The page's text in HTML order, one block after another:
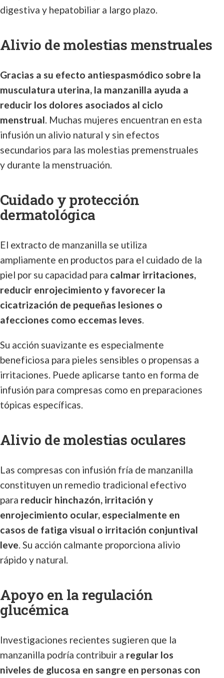
digestiva y hepatobiliar a largo plazo.
Alivio de molestias menstruales
Gracias a su efecto antiespasmódico sobre la
musculatura uterina, la manzanilla ayuda a
reducir los dolores asociados al ciclo
menstrual. Muchas mujeres encuentran en esta
infusión un alivio natural y sin efectos
secundarios para las molestias premenstruales
y durante la menstruación.
Cuidado y protección
dermatológica
El extracto de manzanilla se utiliza
ampliamente en productos para el cuidado de la
piel por su capacidad para calmar irritaciones,
reducir enrojecimiento y favorecer la
cicatrización de pequeñas lesiones o
afecciones como eccemas leves.
Su acción suavizante es especialmente
beneficiosa para pieles sensibles o propensas a
irritaciones. Puede aplicarse tanto en forma de
infusión para compresas como en preparaciones
tópicas específicas.
Alivio de molestias oculares
Las compresas con infusión fría de manzanilla
constituyen un remedio tradicional efectivo
para reducir hinchazón, irritación y
enrojecimiento ocular, especialmente en
casos de fatiga visual o irritación conjuntival
leve. Su acción calmante proporciona alivio
rápido y natural.
Apoyo en la regulación
glucémica
Investigaciones recientes sugieren que la
manzanilla podría contribuir a regular los
niveles de glucosa en sangre en personas con